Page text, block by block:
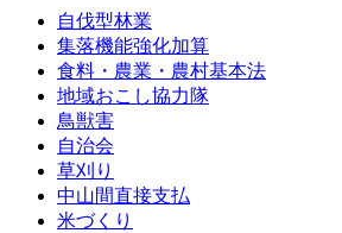
自伐型林業
集落機能強化加算
食料・農業・農村基本法
地域おこし協力隊
鳥獣害
自治会
草刈り
中山間直接支払
米づくり